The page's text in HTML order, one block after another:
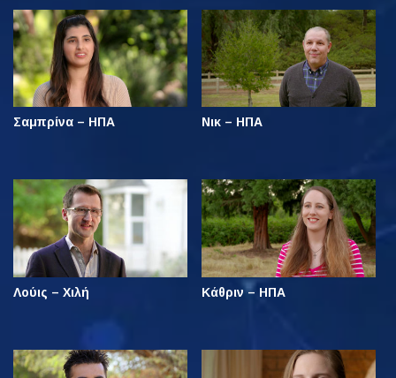
Σαμπρίνα – ΗΠΑ Νικ – ΗΠΑ
Λούις – Χιλή Κάθριν – ΗΠΑ